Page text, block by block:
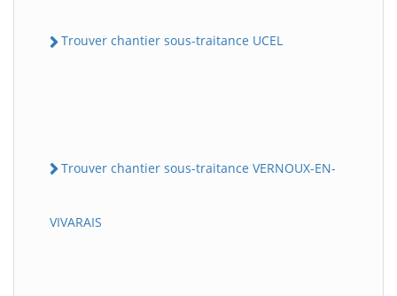
Trouver chantier sous-traitance UCEL
Trouver chantier sous-traitance VERNOUX-EN-
VIVARAIS